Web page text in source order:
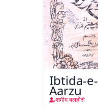
Ibtida-e-
Aarzu
शमीम बलहोरी